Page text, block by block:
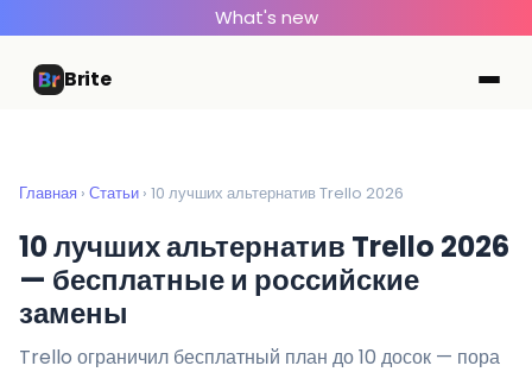
What's new
Brite
Главная › Статьи › 10 лучших альтернатив Trello 2026
10 лучших альтернатив Trello 2026
— бесплатные и российские
замены
Trello ограничил бесплатный план до 10 досок — пора